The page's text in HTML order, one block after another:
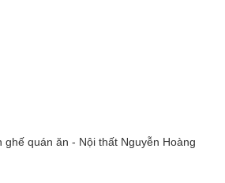
ghế quán ăn - Nội thất Nguyễn Hoàng